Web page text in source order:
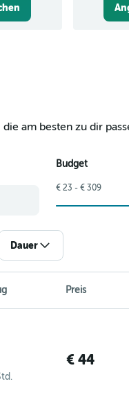
am besten zu dir
Budget
€ 23 - € 309
Dauer
Preis
€ 44